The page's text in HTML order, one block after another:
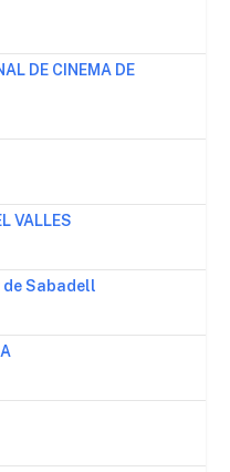
DE CINEMA DE
VALLES
de Sabadell